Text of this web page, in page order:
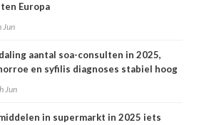
Europa
Jun
aantal soa-consulten in 2025,
en syfilis diagnoses stabiel hoog
Jun
in supermarkt in 2025 iets